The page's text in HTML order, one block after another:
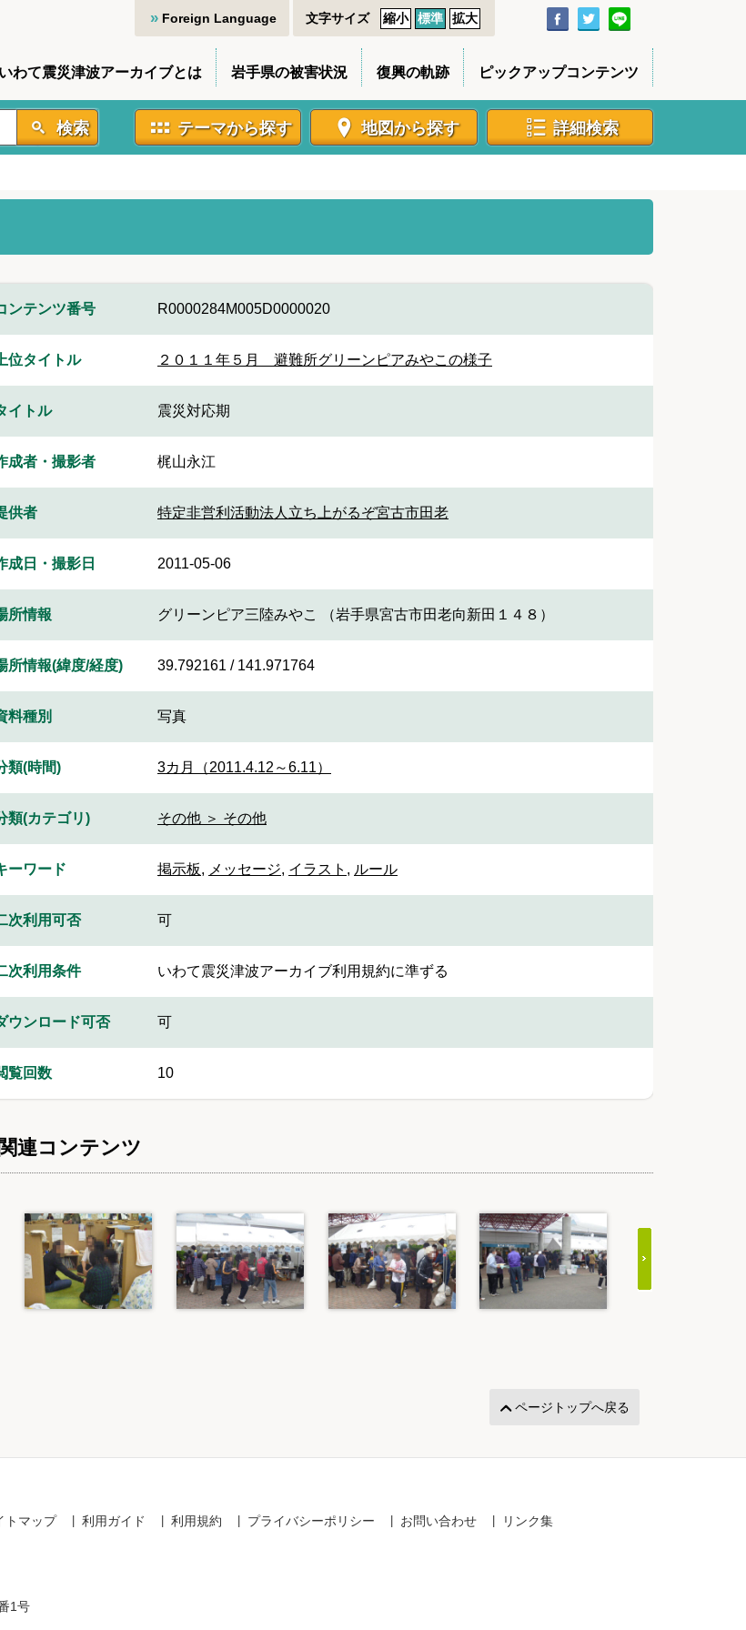
Foreign Language 文字サイズ 縮小 標準 拡大
いわて震災津波アーカイブとは 岩手県の被害状況 復興の軌跡 ピックアップコンテンツ
検索 テーマから探す 地図から探す 詳細検索
ンテンツ番号 R0000284M005D0000020
上位タイトル ２０１１年５月＿避難所グリーンピアみやこの様子
イトル 震災対応期
成者・撮影者 梶山永江
供者 特定非営利活動法人立ち上がるぞ宮古市田老
成日・撮影日 2011-05-06
所情報 グリーンピア三陸みやこ （岩手県宮古市田老向新田１４８）
所情報(緯度/経度) 39.792161 / 141.971764
料種別 写真
類(時間) 3カ月（2011.4.12～6.11）
類(カテゴリ) その他 ＞ その他
ーワード 掲示板, メッセージ, イラスト , ルール
次利用可否 可
次利用条件 いわて震災津波アーカイブ利用規約に準ずる
ウンロード可否 可
覧回数 10
関連コンテンツ
ページトップへ戻る
トマップ 利用ガイド 利用規約 プライバシーポリシー お問い合わせ リンク集
1号